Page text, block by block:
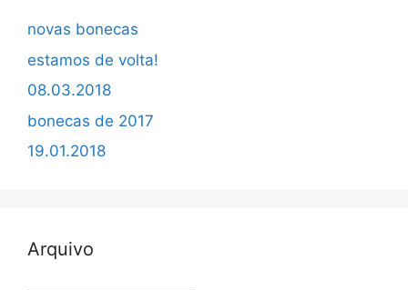
novas bonecas
estamos de volta!
08.03.2018
bonecas de 2017
19.01.2018
Arquivo